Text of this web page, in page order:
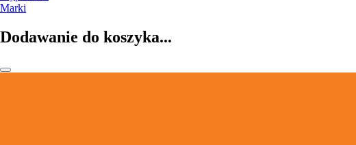
Marki
Dodawanie do koszyka...